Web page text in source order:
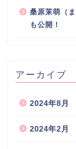
桑原茉萌（
も公開！
アーカイブ
2024年8月
2024年2月